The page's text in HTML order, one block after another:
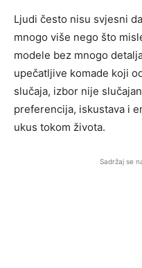
Ljudi često nisu svjesni
mnogo više nego što
modele bez mnogo
upečatljive komade koji
slučaja, izbor nije
preferencija, iskustava i
ukus tokom života.
Sadržaj se